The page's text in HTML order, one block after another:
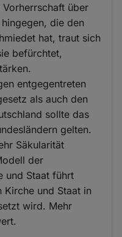
über
die den
hat, traut sich
befürchtet,
entgegentreten
als auch den
sollte das
gelten.
Säkularität
der
und Staat führt
Kirche und Staat in
wird. Mehr